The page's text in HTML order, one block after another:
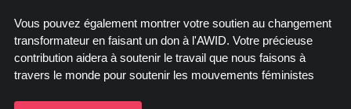
Vous pouvez également montrer votre soutien au changement
transformateur en faisant un don à l'AWID. Votre précieuse
contribution aidera à soutenir le travail que nous faisons à
travers le monde pour soutenir les mouvements féministes